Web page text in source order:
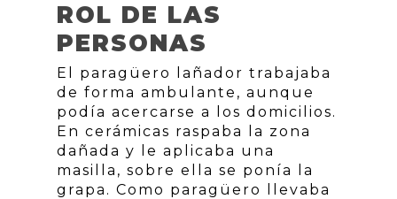
ROL DE LAS
PERSONAS
El paragüero lañador trabajaba
de forma ambulante, aunque
podía acercarse a los domicilios.
En cerámicas raspaba la zona
dañada y le aplicaba una
masilla, sobre ella se ponía la
grapa. Como paragüero llevaba